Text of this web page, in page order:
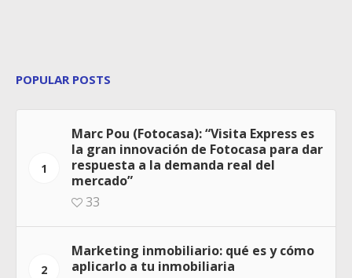
POPULAR POSTS
1
Marc Pou (Fotocasa): “Visita Express es
la gran innovación de Fotocasa para dar
respuesta a la demanda real del
mercado”
33
2
Marketing inmobiliario: qué es y cómo
aplicarlo a tu inmobiliaria